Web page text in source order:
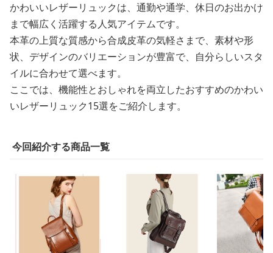
かわいいレザーリュックは、通勤や通学、休日のお出かけ
まで幅広く活躍する人気アイテムです。
本革の上質な質感から合成皮革の気軽さまで、素材や形
状、デザインのバリエーションが豊富で、自分らしいスタ
イルに合わせて選べます。
ここでは、機能性とおしゃれを両立したおすすめのかわい
いレザーリュック15選をご紹介します。
今回紹介する商品一覧